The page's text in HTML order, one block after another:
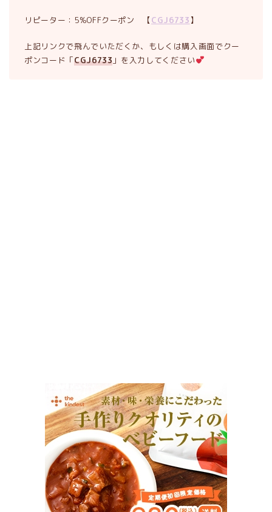
リピーター：5%OFFクーポン 【CGJ6733 】
上記リンクで飛んでいただくか、もしくは購入画面でクー
ポンコード「CGJ6733 」を入力してください